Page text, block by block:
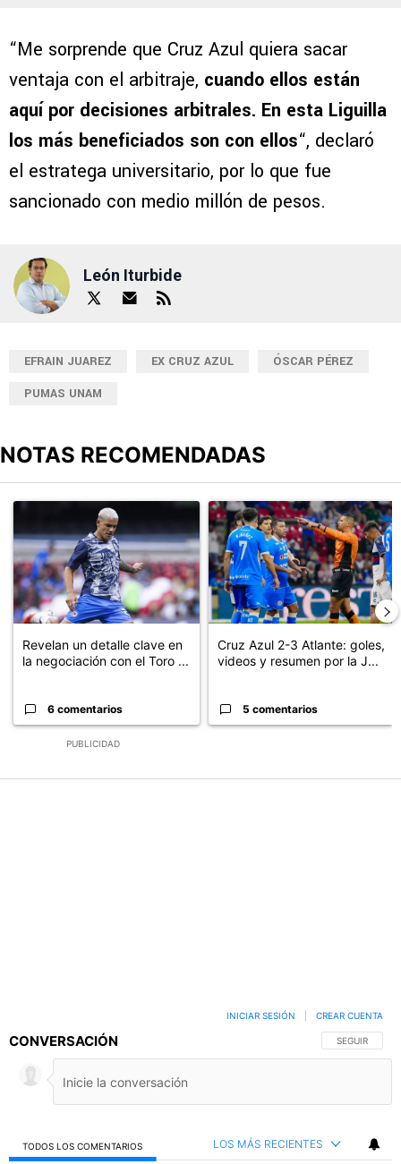
“Me sorprende que Cruz Azul quiera sacar
ventaja con el arbitraje, cuando ellos están
aquí por decisiones arbitrales. En esta Liguilla
los más beneficiados son con ellos“, declaró
el estratega universitario, por lo que fue
sancionado con medio millón de pesos.
León Iturbide
EFRAIN JUAREZ EX CRUZ AZUL
ÓSCAR PÉREZ
PUMAS UNAM
NOTAS RECOMENDADAS
PUBLICIDAD
Un artículo de tendencia con el título "Revelan un detalle clave
Revelan un detalle clave en
la negociación con el Toro ...
6 comentarios
Un artículo de tendencia con el
Cruz Azul 2-3 Atlante: goles,
videos y resumen por la J...
5 comentarios
CONVERSACIÓN SIGA ESTA
SEGUIR
INICIAR SESIÓN CREAR CUENTA
TODOS LOS COMENTARIOS LOS MÁS RECIENTES